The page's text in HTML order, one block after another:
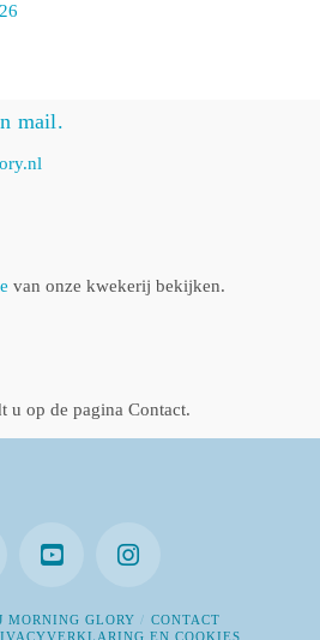
mail.
van onze kwekerij bekijken.
u op de pagina Contact.
MORNING GLORY
CONTACT
EN COOKIES